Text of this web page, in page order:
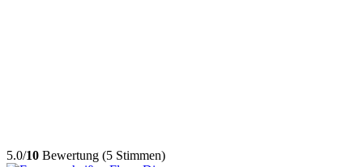
5.0/10 Bewertung (5 Stimmen)